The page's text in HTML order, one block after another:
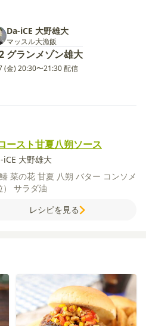
Da-iCE 大野雄大
マッスル大漁飯
グランメゾン雄大
(金) 20:30〜21:30 配信
ースト甘夏八朔ソース
iCE 大野雄大
鰆 菜の花 甘夏 八朔 バター コンソメ
） サラダ油
レシピを見る